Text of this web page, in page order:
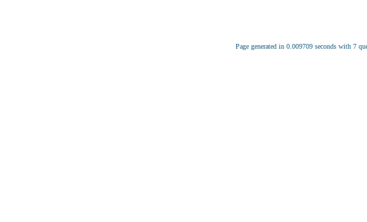
Page generated in 0.009709 seconds with 7